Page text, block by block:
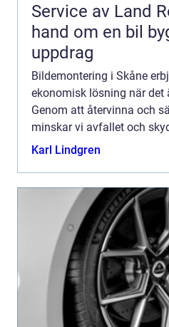
Service av Land
hand om en bil
uppdrag
Bildemontering i Skåne
ekonomisk lösning när det
Genom att återvinna och
minskar vi avfallet och
Bildemontering kan ock...
Karl Lindgren